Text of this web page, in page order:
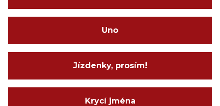
Uno
Jízdenky, prosím!
Krycí jména